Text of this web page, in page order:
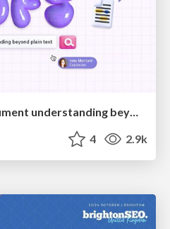
Conquering PDFs: document understanding beyond plain text
4 2.9k